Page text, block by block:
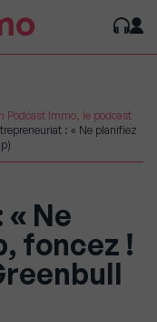
Podcast Immo, le podcast
: « Ne planifiez
Ne
foncez !